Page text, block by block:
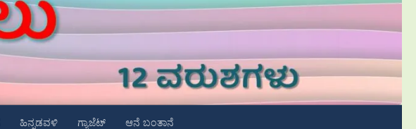
ಹಿನ್ನಡವಳಿ ಗ್ಯಾಜೆಟ್ ಆನೆ ಬಂತಾನೆ